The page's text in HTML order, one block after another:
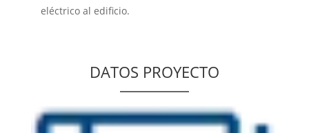
eléctrico al edificio.
DATOS PROYECTO